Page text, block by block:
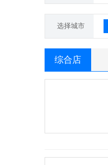
选择城市
综合店